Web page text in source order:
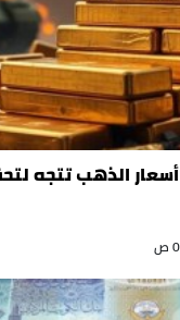
أسعار الذهب تتجه